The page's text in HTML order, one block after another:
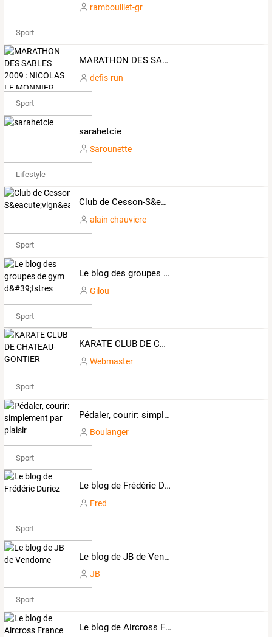
rambouillet-gr
Sport
MARATHON DES SABLES 2009 : NICOLAS LE MONNIER
defis-run
Sport
sarahetcie
Sarounette
Lifestyle
Club de Cesson-S&eacute;vign&eacute;
alain chauviere
Sport
Le blog des groupes de gym d&#39;Istres
Gilou
Sport
KARATE CLUB DE CHATEAU-GONTIER
Webmaster
Sport
Pédaler, courir: simplement par plaisir
Boulanger
Sport
Le blog de Frédéric Duriez
Fred
Sport
Le blog de JB de Vendome
JB
Sport
Le blog de Aircross France